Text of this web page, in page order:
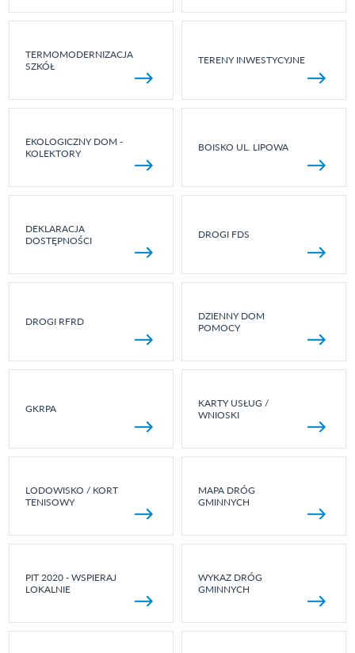
TERMOMODERNIZACJA
SZKÓŁ
TERENY INWESTYCYJNE
EKOLOGICZNY DOM -
KOLEKTORY
BOISKO UL. LIPOWA
DEKLARACJA
DOSTĘPNOŚCI
DROGI FDS
DROGI RFRD
DZIENNY DOM
POMOCY
GKRPA
KARTY USŁUG /
WNIOSKI
LODOWISKO / KORT
TENISOWY
MAPA DRÓG
GMINNYCH
PIT 2020 - WSPIERAJ
LOKALNIE
WYKAZ DRÓG
GMINNYCH